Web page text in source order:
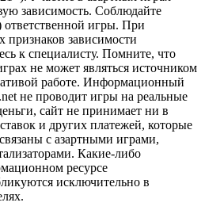
зависимость. Соблюдайте
игры. При
зависимости
к специалисту. Помните, что
не может являться источником
работе. Информационный
не проводит игры на реальные
сайт не принимает ни в
и других платежей, которые
с азартными играми,
Какие-либо
ресурсе
исключительно в